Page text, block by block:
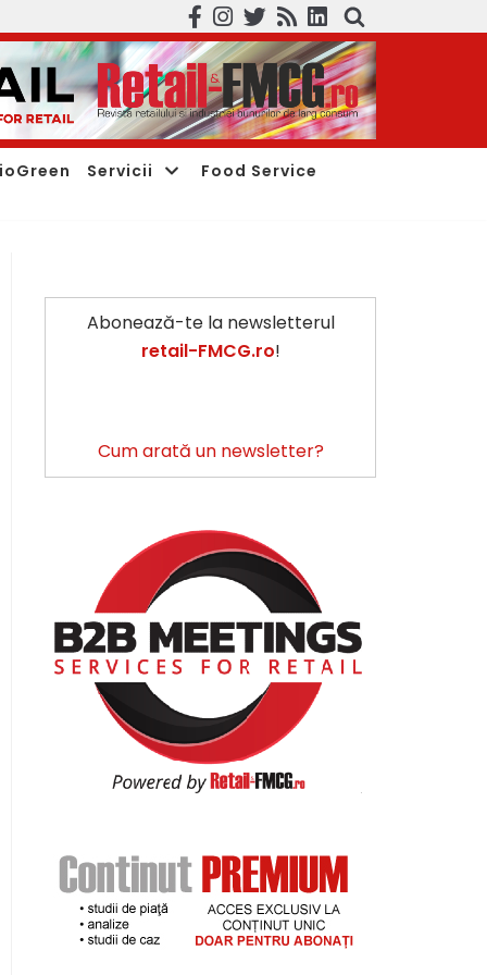
Servicii Food Service
Abonează-te la newsletterul
retail-FMCG.ro!
Cum arată un newsletter?